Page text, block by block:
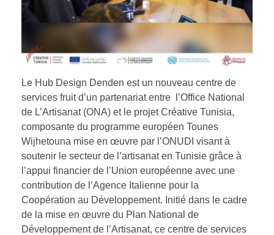
Le Hub Design Denden est un nouveau centre de
services fruit d’un partenariat entre l’Office National
de L’Artisanat (ONA) et le projet Créative Tunisia,
composante du programme européen Tounes
Wijhetouna mise en œuvre par l’ONUDI visant à
soutenir le secteur de l’artisanat en Tunisie grâce à
l’appui financier de l’Union européenne avec une
contribution de l’Agence Italienne pour la
Coopération au Développement. Initié dans le cadre
de la mise en œuvre du Plan National de
Développement de l’Artisanat, ce centre de services